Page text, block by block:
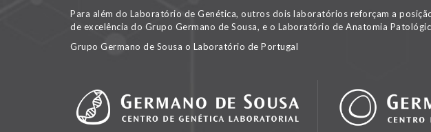
Para além do Laboratório de Genética, outros dois laboratórios reforçam a
de excelência do Grupo Germano de Sousa, e o Laboratório de Anatomia
Grupo Germano de Sousa o Laboratório de Portugal